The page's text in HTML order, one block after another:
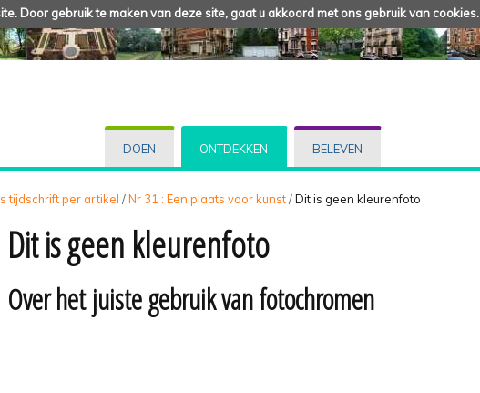
Door gebruik te maken van deze site, gaat u akkoord met ons gebruik van cookies.
DOEN ONTDEKKEN BELEVEN
tijdschrift per artikel /Nr 31 : Een plaats voor kunst/Dit is geen kleurenfoto
Dit is geen kleurenfoto
Over het juiste gebruik van fotochromen